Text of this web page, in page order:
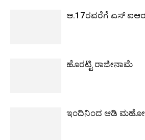
ಆ.17ರವರೆಗೆ ಎಸ್
ಹೊರಟ್ಟಿ ರಾಜೀನಾಮೆ
ಇಂದಿನಿಂದ ಆಡಿ